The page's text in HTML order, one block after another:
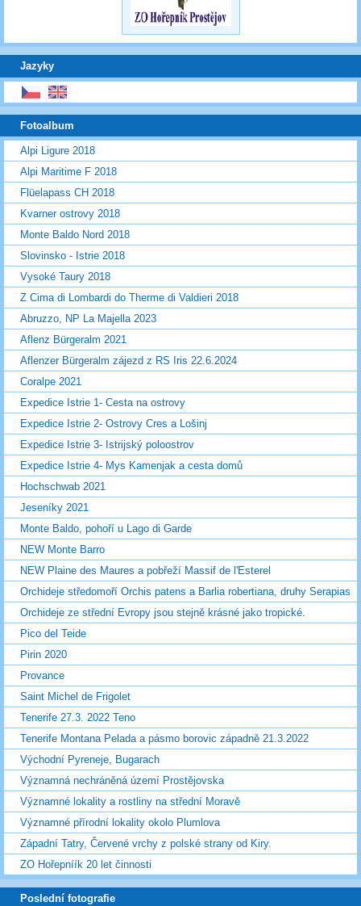
Jazyky
Fotoalbum
Alpi Ligure 2018
Alpi Maritime F 2018
Flüelapass CH 2018
Kvarner ostrovy 2018
Monte Baldo Nord 2018
Slovinsko - Istrie 2018
Vysoké Taury 2018
Z Cima di Lombardi do Therme di Valdieri 2018
Abruzzo, NP La Majella 2023
Aflenz Bürgeralm 2021
Aflenzer Bürgeralm zájezd z RS Iris 22.6.2024
Coralpe 2021
Expedice Istrie 1- Cesta na ostrovy
Expedice Istrie 2- Ostrovy Cres a Lošinj
Expedice Istrie 3- Istrijský poloostrov
Expedice Istrie 4- Mys Kamenjak a cesta domů
Hochschwab 2021
Jeseníky 2021
Monte Baldo, pohoří u Lago di Garde
NEW Monte Barro
NEW Plaine des Maures a pobřeží Massif de l'Esterel
Orchideje středomoří Orchis patens a Barlia robertiana, druhy Serapias
Orchideje ze střední Evropy jsou stejně krásné jako tropické.
Pico del Teide
Pirin 2020
Provance
Saint Michel de Frigolet
Tenerife 27.3. 2022 Teno
Tenerife Montana Pelada a pásmo borovic západně 21.3.2022
Východní Pyreneje, Bugarach
Významná nechráněná území Prostějovska
Významné lokality a rostliny na střední Moravě
Významné přírodní lokality okolo Plumlova
Západní Tatry, Červené vrchy z polské strany od Kiry.
ZO Hořepníík 20 let činnosti
Poslední fotografie